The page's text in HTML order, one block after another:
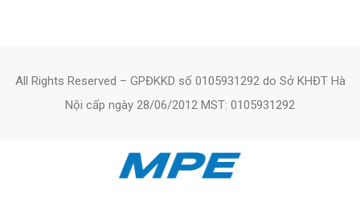
All Rights Reserved – GPĐKKD số 0105931292 do Sở KHĐT Hà
Nội cấp ngày 28/06/2012 MST: 0105931292